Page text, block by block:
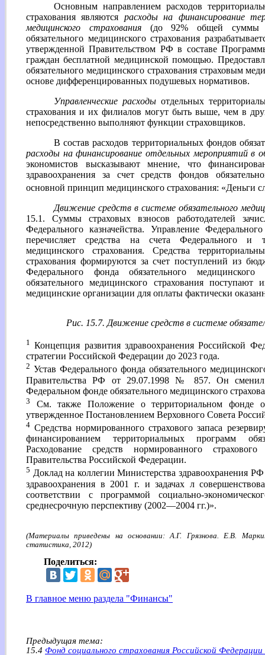
Основным направлением расходов
страхования являются расходы на финансирование
медицинского страхования(до 92% общей суммы
обязательного медицинского страхования
утвержденной Правительством РФ в составе
граждан бесплатной медицинской помощью.
обязательного медицинского страхования страховым
основе дифференцированных подушевых нормативов.
Управленческие расходы отдельных
страхования и их филиалов могут быть выше, чем в
непосредственно выполняют функции страховщиков.
В состав расходов территориальных фондов
расходы на финансирование отдельных мероприятий в
экономистов высказывают мнение, что
здравоохранения за счет средств фондов
основной принцип медицинского страхования: «Деньги
Движение средств в системе обязательного
15.1. Суммы страховых взносов работодателей
Федерального казначейства. Управление
перечисляет средства на счета Федерального и
медицинского страхования. Средства
страхования формируются за счет поступлений из
Федерального фонда обязательного
обязательного медицинского страхования
медицинские организации для оплаты фактически
Рис. 15.7. Движение средств в системе
1
Концепция развития здравоохранения Российской
стратегии Российской Федерации до 2023 года.
2 Устав Федерального фонда обязательного
Правительства РФ от 29.07.1998 № 857. Он
Федеральном фонде обязательного медицинского
3
См. также Положение о территориальном фонде
утвержденное Постановлением Верховного Совета
4 Средства нормированного страхового запаса
финансированием территориальных программ
Расходование средств нормированного
Правительства Российской Федерации.
5 Доклад на коллегии Министерства здравоохранения
здравоохранения в 2001 г. и задачах л
соответствии с программой социально-
среднесрочную перспективу (2002—2004 гг.)».
(Материалы приведены на основании: А.Г. Грязнова. Е.В.
статистика, 2012)
Поделиться:
В главное меню раздела "Финансы"
Предыдущая тема:
15.4 Фонд социального страхования Российской Федерации